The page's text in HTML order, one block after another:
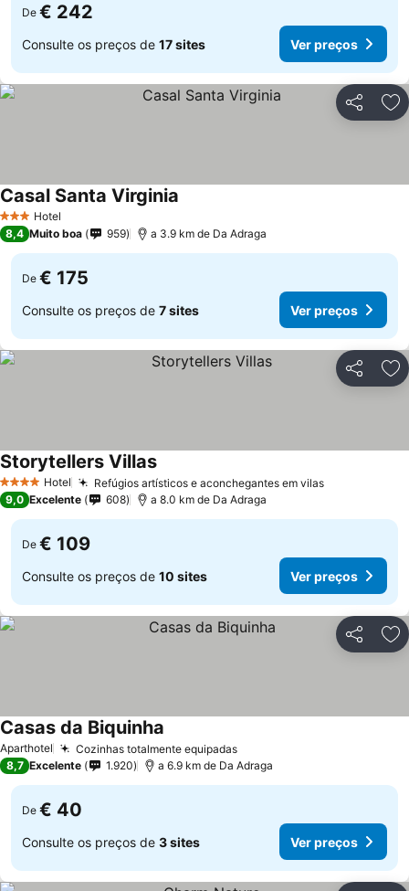
De € 242
Consulte os preços de 17 sites Ver preços
Partilhar
3 EstrelasHotel
Casal Santa Virginia
8,4 Muito boa 959 a 3.9 km de Da Adraga
De € 175
Consulte os preços de 7 sites Ver preços
Partilhar
4 EstrelasHotel Refúgios artísticos e aconchegantes em vilas
Storytellers Villas
9,0 Excelente 608 a 8.0 km de Da Adraga
De € 109
Consulte os preços de 10 sites Ver preços
Partilhar
Aparthotel Cozinhas totalmente equipadas
Casas da Biquinha
8,7 Excelente 1.920 a 6.9 km de Da Adraga
De € 40
Consulte os preços de 3 sites Ver preços